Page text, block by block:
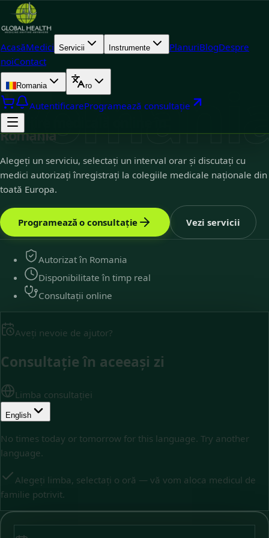
AcasăMedici Servicii Instrumente PlanuriBlogDespre
noiContact
Romania ro
AutentificareProgramează consultație
Romania disponibil
Îngrijire medicală online în
România
Alegeți un serviciu, selectați un interval orar și discutați cu
medici autorizați înregistrați la colegiile medicale naționale din
toată Europa.
Programează o consultație Vezi servicii
Autorizat în Romania
Disponibilitate în timp real
Consultații online
Aveți nevoie de ajutor?
Consultație în aceeași zi
Limba consultației
English
No times today or tomorrow for this language. Try another
language.
Alegeți limba, selectați o oră — vă vom aloca medicul de
familie potrivit.